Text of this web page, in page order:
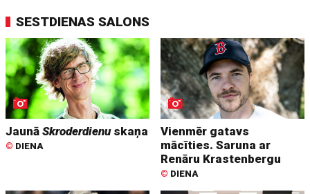
SESTDIENAS SALONS
JaunāSkroderdienuskaņa
© DIENA
Vienmēr gatavs
mācīties. Saruna ar
Renāru Krastenbergu
© DIENA